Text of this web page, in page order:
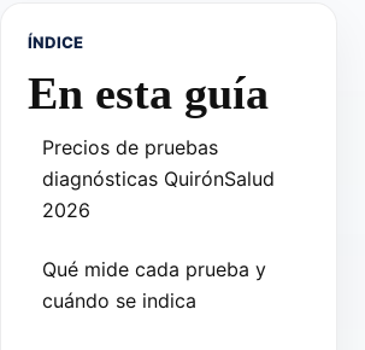
ÍNDICE
En esta guía
Precios de pruebas
diagnósticas QuirónSalud
2026
Qué mide cada prueba y
cuándo se indica